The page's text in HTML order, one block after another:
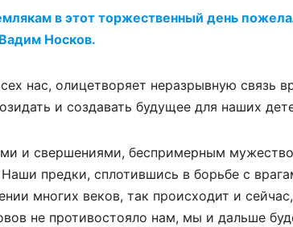
в этот торжественный день
Носков.
нас, олицетворяет неразрывную связь
и создавать будущее для наших
и свершениями, беспримерным
предки, сплотившись в борьбе с
многих веков, так происходит и
не противостояло нам, мы и дальше